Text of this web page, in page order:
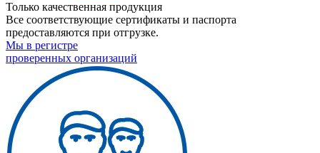
Только качественная продукция
Все соответствующие сертификаты и паспорта
предоставляются при отгрузке.
Мы в регистре
проверенных организаций